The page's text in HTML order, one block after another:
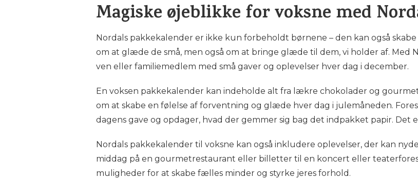
Magiske øjeblikke for voksne med
Nordals pakkekalender er ikke kun forbeholdt børnene – den kan også
om at glæde de små, men også om at bringe glæde til dem, vi holder af. Med
ven eller familiemedlem med små gaver og oplevelser hver dag i december.
En voksen pakkekalender kan indeholde alt fra lækre chokolader og
om at skabe en følelse af forventning og glæde hver dag i julemåneden.
dagens gave og opdager, hvad der gemmer sig bag det indpakket papir. Det
Nordals pakkekalender til voksne kan også inkludere oplevelser, der kan
middag på en gourmetrestaurant eller billetter til en koncert eller
muligheder for at skabe fælles minder og styrke jeres forhold.